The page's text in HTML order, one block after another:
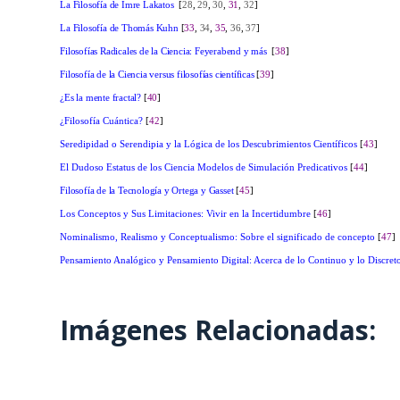
La Filosofía de Imre Lakatos [28,29,30, 31, 32
La Filosofía de Thomás Kuhn [33, 34, 35,36, 37
Filosofías Radicales de la Ciencia: Feyerabend y más [38
Filosofía de la Ciencia versus filosofías científicas[39
¿Es la mente fractal? 40
¿Filosofía Cuántica? [42
Seredipidad o Serendipia y la Lógica de los Descubrimientos Científicos [43
El Dudoso Estatus de los Ciencia Modelos de Simulación Predicativos [44]
Filosofía de la Tecnología y Ortega y Gasset[45
Los Conceptos y Sus Limitaciones: Vivir en la Incertidumbre [46]
Nominalismo, Realismo y Conceptualismo: Sobre el significado de concepto [47
Pensamiento Analógico y Pensamiento Digital: Acerca de lo Continuo y lo Discreto
Imágenes Relacionadas: